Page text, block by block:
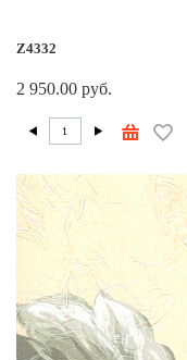
Z4332
2 950.00 руб.